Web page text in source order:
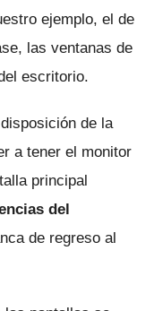
ejemplo, el de
las ventanas de
escritorio.
de la
a tener el monitor
principal
del
de regreso al